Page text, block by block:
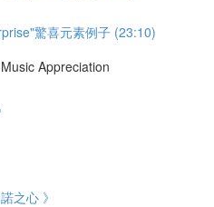
驚喜元素例子 (23:10)
Appreciation
之心 》